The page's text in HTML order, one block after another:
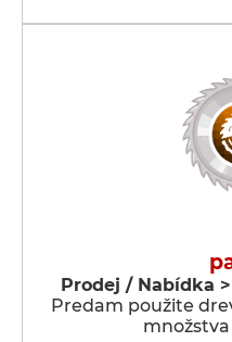
Prodej / Nabídka
Predam použite
množstva